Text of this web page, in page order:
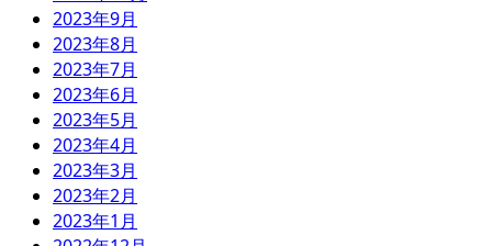
2023年9月
2023年8月
2023年7月
2023年6月
2023年5月
2023年4月
2023年3月
2023年2月
2023年1月